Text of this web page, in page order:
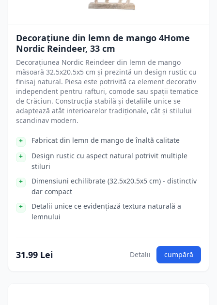
Decorațiune din lemn de mango 4Home
Nordic Reindeer, 33 cm
Decorațiunea Nordic Reindeer din lemn de mango
măsoară 32.5x20.5x5 cm și prezintă un design rustic cu
finisaj natural. Piesa este potrivită ca element decorativ
independent pentru rafturi, comode sau spații tematice
de Crăciun. Construcția stabilă și detaliile unice se
adaptează atât interioarelor tradiționale, cât și stilului
scandinav modern.
Fabricat din lemn de mango de înaltă calitate
Design rustic cu aspect natural potrivit multiple
stiluri
Dimensiuni echilibrate (32.5x20.5x5 cm) - distinctiv
dar compact
Detalii unice ce evidențiază textura naturală a
lemnului
31.99 Lei Detalii cumpără